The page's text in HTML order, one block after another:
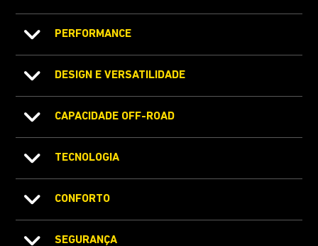
PERFORMANCE
DESIGN E VERSATILIDADE
CAPACIDADE OFF-ROAD
TECNOLOGIA
CONFORTO
SEGURANÇA